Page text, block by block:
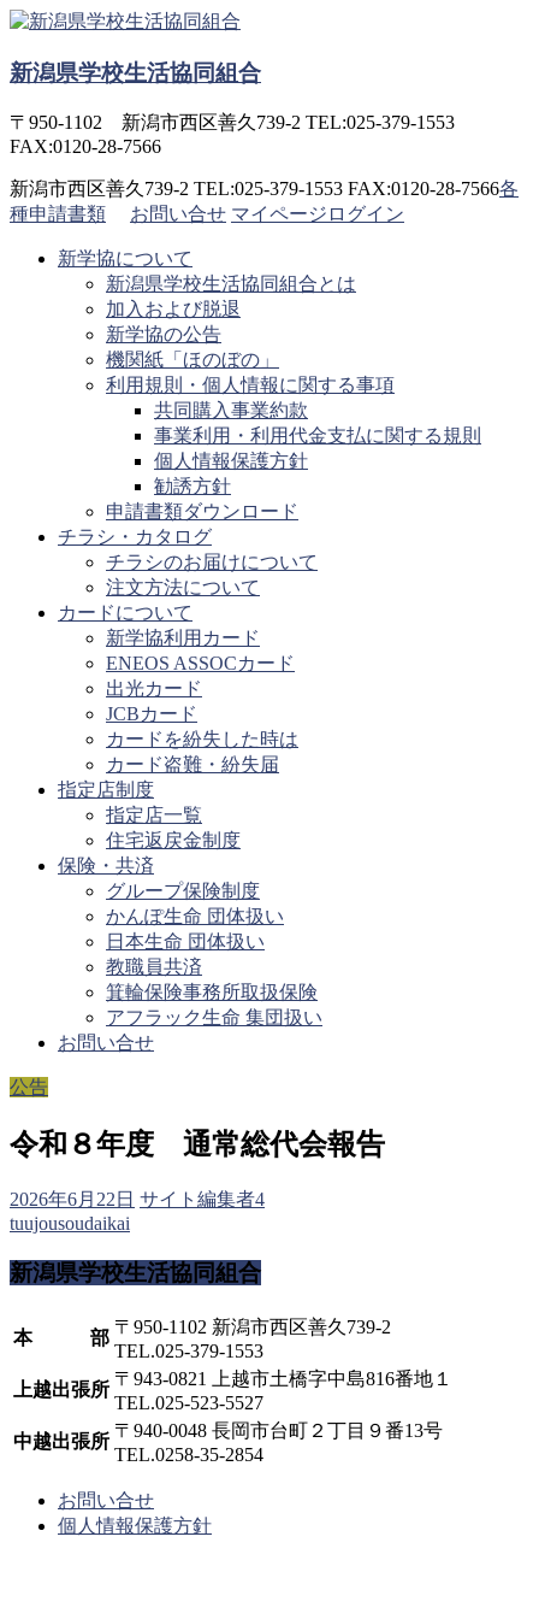
コ
テ
ツ
へ
キ
ッ
新潟県学校生活協同組合
〒950-1102 新潟市西区善久739-2 TEL:025-379-1553
FAX:0120-28-7566
新潟市西区善久739-2 TEL:025-379-1553 FAX:0120-28-7566各
種申請書類
お問い合せ マイページログイン
新学協について
新潟県学校生活協同組合とは
加入および脱退
新学協の公告
機関紙「ほのぼの」
利用規則・個人情報に関する事項
共同購入事業約款
事業利用・利用代金支払に関する規則
個人情報保護方針
勧誘方針
申請書類ダウンロード
チラシ・カタログ
チラシのお届けについて
注文方法について
カードについて
新学協利用カード
ENEOS ASSOCカード
出光カード
JCBカード
カードを紛失した時は
カード盗難・紛失届
指定店制度
指定店一覧
住宅返戻金制度
保険・共済
グループ保険制度
かんぽ生命 団体扱い
日本生命 団体扱い
教職員共済
箕輪保険事務所取扱保険
アフラック生命 集団扱い
お問い合せ
公告
令和８年度 通常総代会報告
2026年6月22日 サイト編集者4
tuujousoudaikai
新潟県学校生活協同組合
本 部
〒950-1102 新潟市西区善久739-2
TEL.025-379-1553
上越出張所
〒943-0821 上越市土橋字中島816番地１
TEL.025-523-5527
中越出張所
〒940-0048 長岡市台町２丁目９番13号
TEL.0258-35-2854
お問い合せ
個人情報保護方針